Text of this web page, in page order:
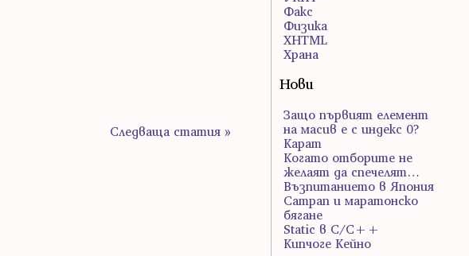
Следваща статия »
Факс
Физика
ХHTML
Храна
Нови
Защо първият елемент
на масив е с индекс 0?
Карат
Когато отборите не
желаят да спечелят…
Възпитанието в Япония
Сатрап и маратонско
бягане
Static в C/C++
Кипчоге Кейно